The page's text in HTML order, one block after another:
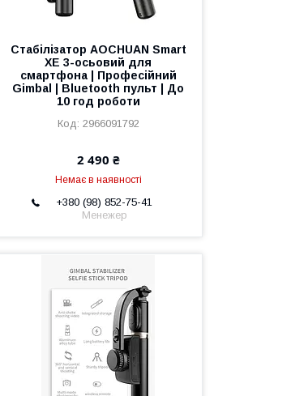
Стабілізатор AOCHUAN Smart
XE 3-осьовий для
смартфона | Професійний
Gimbal | Bluetooth пульт | До
10 год роботи
2966091792
2 490 ₴
Немає в наявності
+380 (98) 852-75-41
Менежер